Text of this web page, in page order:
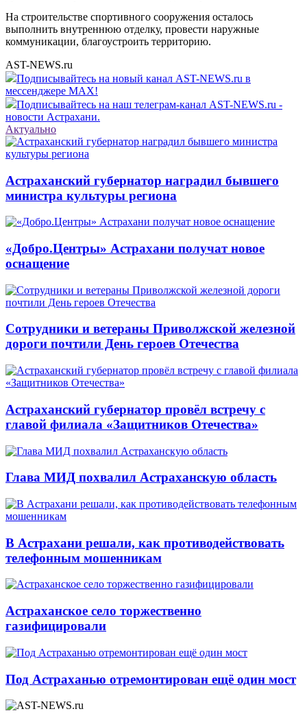
На строительстве спортивного сооружения осталось
выполнить внутреннюю отделку, провести наружные
коммуникации, благоустроить территорию.
AST-NEWS.ru
Подписывайтесь на новый канал AST-NEWS.ru в
мессенджере MAX!
Подписывайтесь на наш телеграм-канал AST-NEWS.ru -
новости Астрахани.
Актуально
Астраханский губернатор наградил бывшего
министра культуры региона
«Добро.Центры» Астрахани получат новое
оснащение
Сотрудники и ветераны Приволжской железной
дороги почтили День героев Отечества
Астраханский губернатор провёл встречу с
главой филиала «Защитников Отечества»
Глава МИД похвалил Астраханскую область
В Астрахани решали, как противодействовать
телефонным мошенникам
Астраханское село торжественно
газифицировали
Под Астраханью отремонтирован ещё один мост